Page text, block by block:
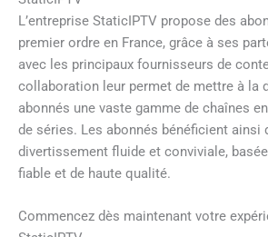
L’entreprise StaticIPTV propose des
premier ordre en France, grâce à ses
avec les principaux fournisseurs de
collaboration leur permet de mettre à la
abonnés une vaste gamme de chaînes
de séries. Les abonnés bénéficient ainsi
divertissement fluide et conviviale,
fiable et de haute qualité.
Commencez dès maintenant votre